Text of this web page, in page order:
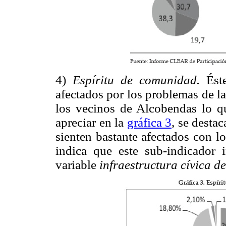
4) Espíritu de comunidad.
afectados por los problemas de
los vecinos de Alcobendas lo
apreciar en la gráfica 3, se
sienten bastante afectados con
indica que este sub-indicador
variable infraestructura cívica